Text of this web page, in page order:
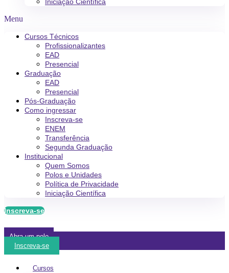
Menu
Cursos Técnicos
Profissionalizantes
EAD
Presencial
Graduação
EAD
Presencial
Pós-Graduação
Como ingressar
Inscreva-se
ENEM
Transferência
Segunda Graduação
Institucional
Quem Somos
Polos e Unidades
Política de Privacidade
Iniciação Científica
Inscreva-se
Abra um polo
Inscreva-se
Cursos